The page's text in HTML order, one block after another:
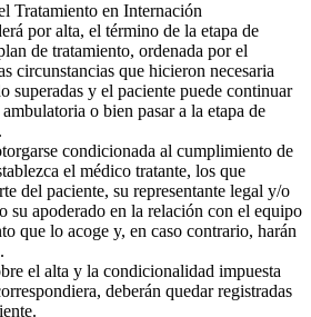
Tratamiento en Internación
por alta, el término de la etapa de
de tratamiento, ordenada por el
circunstancias que hicieron necesaria
superadas y el paciente puede continuar
o bien pasar a la etapa de
condicionada al cumplimiento de
el médico tratante, los que
del paciente, su representante legal y/o
su apoderado en la relación con el equipo
que lo acoge y, en caso contrario, harán
el alta y la condicionalidad impuesta
deberán quedar registradas